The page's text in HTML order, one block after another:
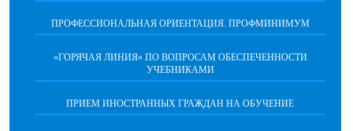
ПРОФЕССИОНАЛЬНАЯ ОРИЕНТАЦИЯ. ПРОФМИНИМУМ
«ГОРЯЧАЯ ЛИНИЯ» ПО ВОПРОСАМ ОБЕСПЕЧЕННОСТИ
УЧЕБНИКАМИ
ПРИЕМ ИНОСТРАННЫХ ГРАЖДАН НА ОБУЧЕНИЕ